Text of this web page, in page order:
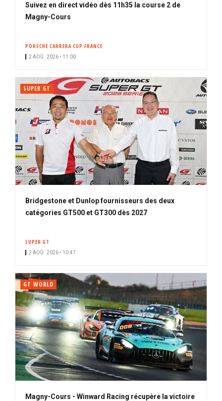
Suivez en direct vidéo dès 11h35 la course 2 de
Magny-Cours
PORSCHE CARRERA CUP FRANCE
2 AOÛ. 2026 • 11:00
SUPER GT
Bridgestone et Dunlop fournisseurs des deux
catégories GT500 et GT300 dès 2027
SUPER GT
2 AOÛ. 2026 • 10:47
GT WORLD
Magny-Cours - Winward Racing récupère la victoire